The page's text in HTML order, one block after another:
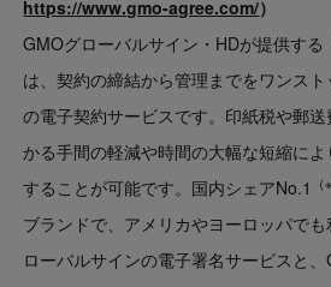
https://www.gmo-agree.com/）
GMOグローバルサイン・HDが提供す
は、契約の締結から管理までをワンス
の電子契約サービスです。印紙税や郵
かる手間の軽減や時間の大幅な短縮に
することが可能です。国内シェアNo.1
（
ブランドで、アメリカやヨーロッパで
ローバルサインの電子署名サービスと